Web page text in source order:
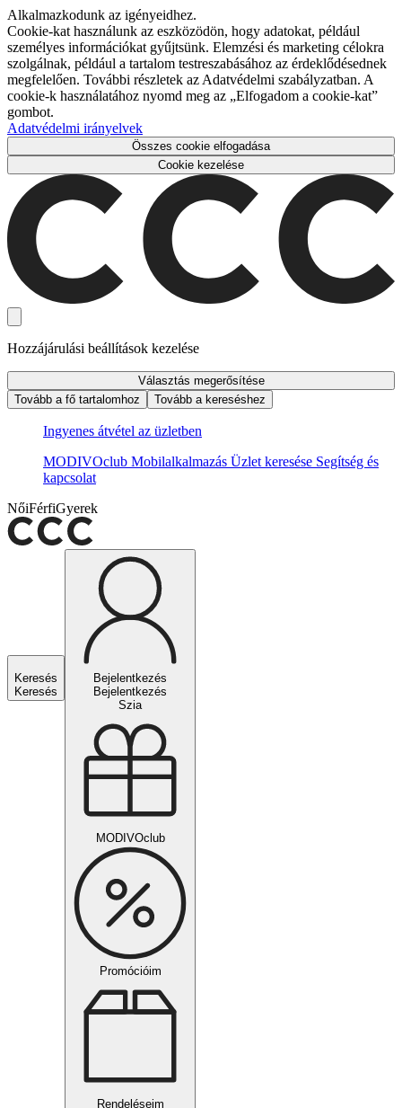
Alkalmazkodunk az igényeidhez.
Cookie-kat használunk az eszközödön, hogy adatokat, például
személyes információkat gyűjtsünk. Elemzési és marketing célokra
szolgálnak, például a tartalom testreszabásához az érdeklődésednek
megfelelően. További részletek az Adatvédelmi szabályzatban. A
cookie-k használatához nyomd meg az „Elfogadom a cookie-kat”
gombot.
Adatvédelmi irányelvek
Összes cookie elfogadása
Cookie kezelése
Hozzájárulási beállítások kezelése
Választás megerősítése
Tovább a fő tartalomhoz
Tovább a kereséshez
Ingyenes átvétel az üzletben
MODIVOclub Mobilalkalmazás Üzlet keresése Segítség és
kapcsolat
NőiFérfiGyerek
Keresés
Keresés
Bejelentkezés
Bejelentkezés
Szia
MODIVOclub
Promócióim
Rendeléseim